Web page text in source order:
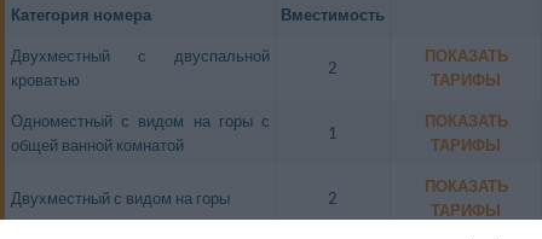
Категория номера Вместимость
Двухместный с двуспальной
кроватью
2
ПОКАЗАТЬ
ТАРИФЫ
Одноместный с видом на горы с
общей ванной комнатой
1
ПОКАЗАТЬ
ТАРИФЫ
Двухместный с видом на горы 2
ПОКАЗАТЬ
ТАРИФЫ